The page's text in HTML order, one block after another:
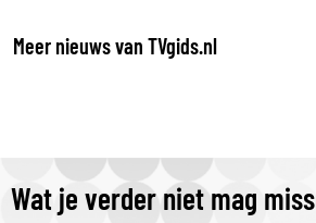
Meer nieuws van TVgids.nl
Wat je verder niet mag